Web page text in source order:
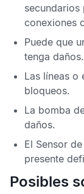
secundarios
conexiones
Puede que
tenga daños.
Las líneas o
bloqueos.
La bomba
daños.
El Sensor
presente
Posibles